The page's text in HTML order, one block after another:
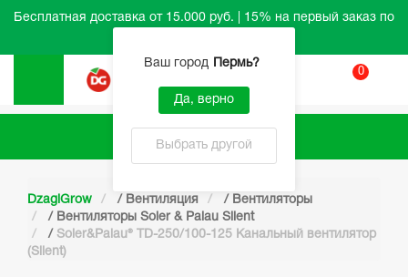
Бесплатная доставка от 15.000 руб. | 15% на первый заказ по
Ваш город Пермь?
Да, верно
Выбрать другой
0
Каталог
DzagiGrow / Вентиляция / Вентиляторы
/ Вентиляторы Soler & Palau Silent
/ Soler&Palau® TD-250/100-125 Канальный вентилятор
(Silent)